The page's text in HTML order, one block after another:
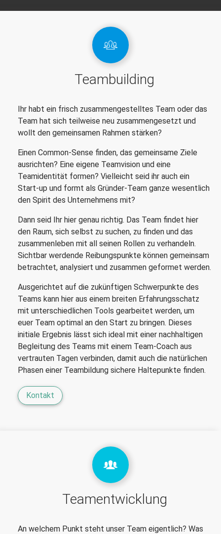
Teambuilding
Ihr habt ein frisch zusammengestelltes Team oder das
Team hat sich teilweise neu zusammengesetzt und
wollt den gemeinsamen Rahmen stärken?
Einen Common-Sense finden, das gemeinsame Ziele
ausrichten? Eine eigene Teamvision und eine
Teamidentität formen? Vielleicht seid ihr auch ein
Start-up und formt als Gründer-Team ganze wesentlich
den Spirit des Unternehmens mit?
Dann seid Ihr hier genau richtig. Das Team findet hier
den Raum, sich selbst zu suchen, zu finden und das
zusammenleben mit all seinen Rollen zu verhandeln.
Sichtbar werdende Reibungspunkte können gemeinsam
betrachtet, analysiert und zusammen geformet werden.
Ausgerichtet auf die zukünftigen Schwerpunkte des
Teams kann hier aus einem breiten Erfahrungsschatz
mit unterschiedlichen Tools gearbeitet werden, um
euer Team optimal an den Start zu bringen. Dieses
initiale Ergebnis lässt sich ideal mit einer nachhaltigen
Begleitung des Teams mit einem Team-Coach aus
vertrauten Tagen verbinden, damit auch die natürlichen
Phasen einer Teambildung sichere Haltepunkte finden.
Kontakt
Teamentwicklung
An welchem Punkt steht unser Team eigentlich? Was